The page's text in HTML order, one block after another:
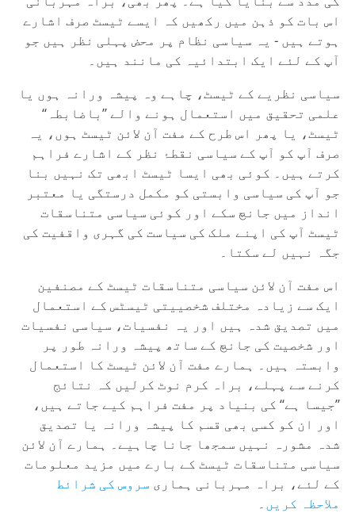
اس بات کو ذہن میں رکھیں کہ ایسے ٹیسٹ صرف اشارے
ہوتے ہیں - یہ سیاسی نظام پر محض پہلی نظر ہیں جو
آپ کے لئے ایک ابتدائیہ کی مانند ہیں۔
سیاسی نظریے کے ٹیسٹ، چاہے وہ پیشہ ورانہ ہوں یا
علمی تحقیق میں استعمال ہونے والے ’’باضابطہ‘‘
ٹیسٹ، یا پھر اس طرح کے مفت آن لائن ٹیسٹ ہوں، یہ
صرف آپ کو آپ کے سیاسی نقطۂ نظر کے اشارے فراہم
کرتے ہیں۔ کوئی بھی ایسا ٹیسٹ ابھی تک نہیں بنا
جو آپ کی سیاسی وابستی کو مکمل درستگی یا معتبر
انداز میں جانچ سکے اور کوئی سیاسی متناسقات
ٹیسٹ آپ کی اپنے ملک کی سیاست کی گہری واقفیت کی
جگہ نہیں لے سکتا۔
اس مفت آن لائن سیاسی متناسقات ٹیسٹ کے مصنفین
ایک سے زیادہ مختلف شخصییتی ٹیسٹس کے استعمال
میں تصدیق شدہ ہیں اور یہ نفسیات، سیاسی نفسیات
اور شخصیت کی جانچ کے ساتھ پیشہ ورانہ طور پر
وابستہ ہیں۔ ہمارے مفت آن لائن ٹیسٹ کا استعمال
کرنے سے پہلے، براہ کرم نوٹ کرلیں کہ نتائج
’’جیسا ہے‘‘ کی بنیاد پر مفت فراہم کیے جاتے ہیں،
اور ان کو کسی بھی قسم کا پیشہ ورانہ یا تصدیق
شدہ مشورہ نہیں سمجھا جانا چاہیے۔ ہمارے آن لائن
سیاسی متناسقات ٹیسٹ کے بارے میں مزید معلومات
کے لئے، براہ مہربانی ہماری سروس کی شرائط
ملاحظہ کریں۔